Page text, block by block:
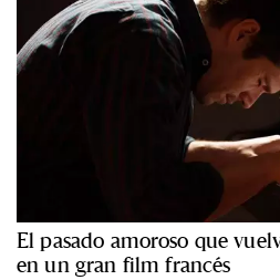
El pasado amoroso que
en un gran film francés